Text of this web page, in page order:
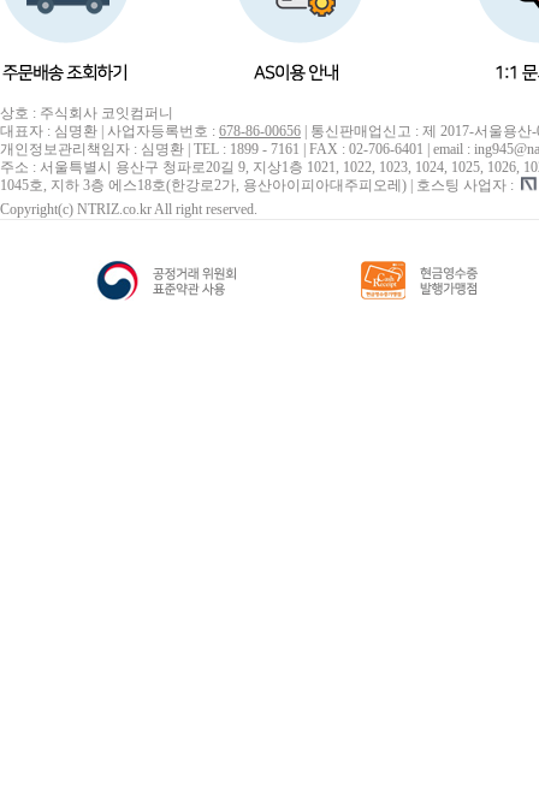
상호 : 주식회사 코잇컴퍼니
대표자 : 심명환 | 사업자등록번호 : 678-86-00656 | 통신판매업신고 : 제 2017-서울용산
개인정보관리책임자 : 심명환 | TEL : 1899 - 7161 | FAX : 02-706-6401 | email :
주소 : 서울특별시 용산구 청파로20길 9, 지상1층 1021, 1022, 1023, 1024, 1025, 1026,
1045호, 지하 3층 에스18호(한강로2가, 용산아이피아대주피오레) | 호스팅 사업자 :
Copyright(c) NTRIZ.co.kr All right reserved.